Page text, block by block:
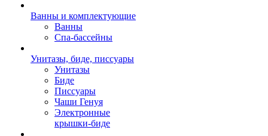
Ванны и комплектующие
Ванны
Спа-бассейны
Унитазы, биде, писсуары
Унитазы
Биде
Писсуары
Чаши Генуя
Электронные
крышки-биде